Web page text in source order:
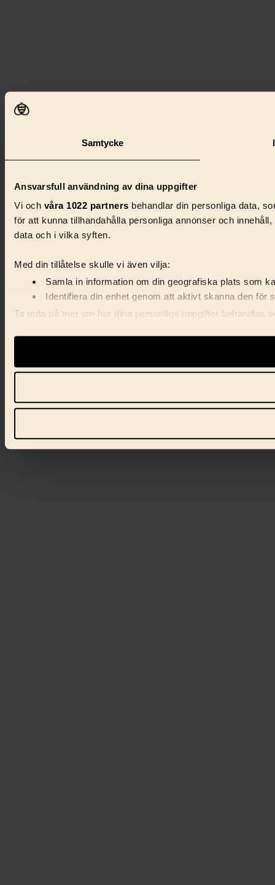
Samtycke
Ansvarsfull användning av dina uppgifter
Vi och våra 1022 partners behandlar din personliga data,
för att kunna tillhandahålla personliga annonser och
data och i vilka syften.
Med din tillåtelse skulle vi även vilja:
Samla in information om din geografiska plats som
Identifiera din enhet genom att aktivt skanna den för
Ta reda på mer om hur dina personliga uppgifter behandlas